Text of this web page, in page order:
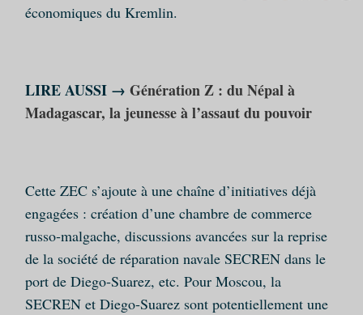
économiques du Kremlin.
LIRE AUSSI → Génération Z : du Népal à
Madagascar, la jeunesse à l’assaut du pouvoir
Cette ZEC s’ajoute à une chaîne d’initiatives déjà
engagées : création d’une chambre de commerce
russo‑malgache, discussions avancées sur la reprise
de la société de réparation navale SECREN dans le
port de Diego‑Suarez, etc. Pour Moscou, la
SECREN et Diego‑Suarez sont potentiellement une